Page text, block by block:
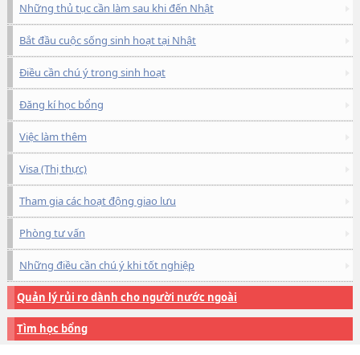
Những thủ tục cần làm sau khi đến Nhật
Bắt đầu cuộc sống sinh hoạt tại Nhật
Điều cần chú ý trong sinh hoạt
Đăng kí học bổng
Việc làm thêm
Visa (Thị thực)
Tham gia các hoạt động giao lưu
Phòng tư vấn
Những điều cần chú ý khi tốt nghiệp
Quản lý rủi ro dành cho người nước ngoài
Tìm học bổng